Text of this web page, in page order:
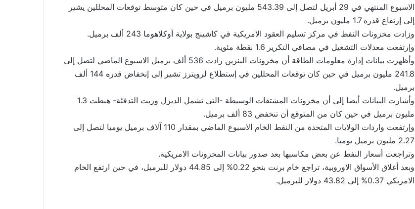
الاسبوع المنتهي في 29 أبريل لتصل إلى 543.39 مليون برميل في حين كان متوسط توقعات المحللين يشير
إلى إرتفاع قدره 1.7 مليون برميل.
وزادت مخزونات النفط في مركز تسليم العقود الامريكية في كاشينج بولاية أوكلاهوما 243 ألف برميل.
وإرتفعت معدلات التشغيل في مصافي التكرير 1.6 نقطة مئوية.
وأظهرت بيانات إدارة معلومات الطاقة أن مخزونات البنزين زادت 536 ألف برميل الاسبوع الماضي لتصل إلى
241.8 مليون برميل في حين كان توقعات المحللين في إستطلاع لرويترز تشير إلى إنخفاض قدره 144 ألف
برميل.
وأشارت البيانات أيضا إلى أن مخزونات المشتقات الوسيطة -التي تشمل الديزل وزيت التدفئة- هبطت 1.3
مليون برميل في حين كان من المتوقع أن تنخفض 83 ألف برميل.
وإرتفعت واردات الولايات المتحدة من النفط الخام الاسبوع الماضي بمقدار 110 آلاف برميل يوميا لتصل إلى
2.27 مليون برميل يوميا.
وتراجعت أسعار النفط عن بعض مكاسبها بعد صدور بيانات المخزونات الامريكية.
وبعد أغلاق الأسواق الاوروبية، تراجع خام برنت بنحو 0.22% إلى 44.85 دولار للبرميل، في حين ارتفع الخام
الامريكي 0.37% إلى 43.82 دولار للبرميل.